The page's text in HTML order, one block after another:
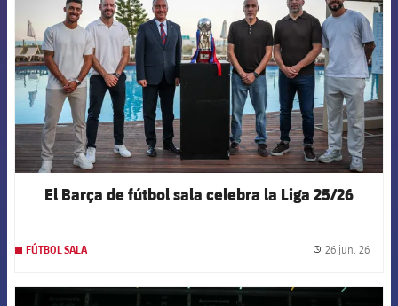
El Barça de fútbol sala celebra la Liga 25/26
FÚTBOL SALA 26 jun. 26
FCB Barcelona badge